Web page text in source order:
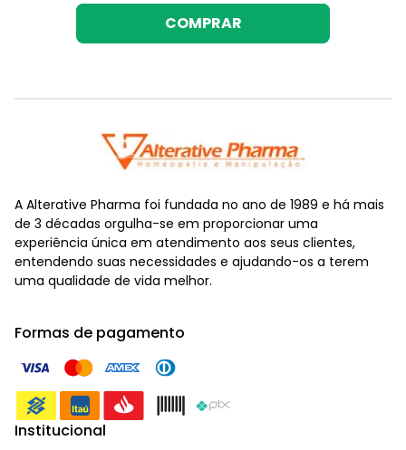
COMPRAR
A Alterative Pharma foi fundada no ano de 1989 e há mais
de 3 décadas orgulha-se em proporcionar uma
experiência única em atendimento aos seus clientes,
entendendo suas necessidades e ajudando-os a terem
uma qualidade de vida melhor.
Formas de pagamento
Institucional